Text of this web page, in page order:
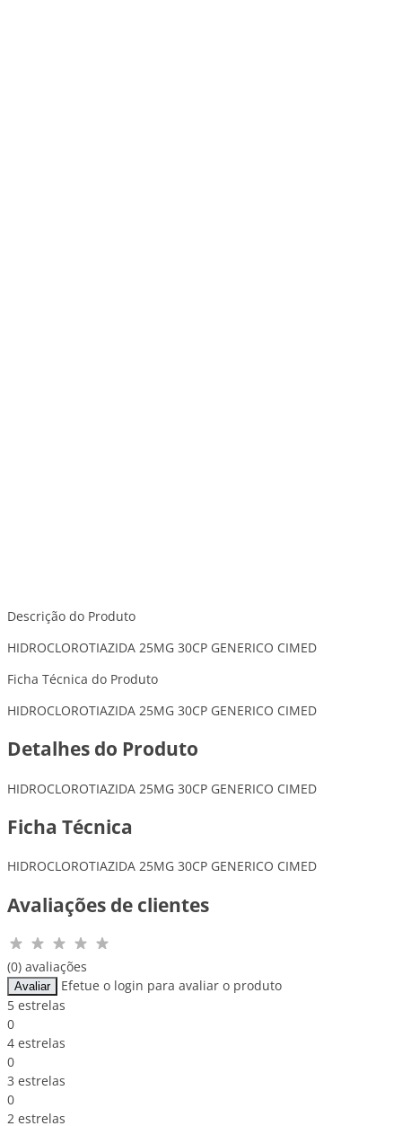
Descrição do Produto
HIDROCLOROTIAZIDA 25MG 30CP GENERICO CIMED
Ficha Técnica do Produto
HIDROCLOROTIAZIDA 25MG 30CP GENERICO CIMED
Detalhes do Produto
HIDROCLOROTIAZIDA 25MG 30CP GENERICO CIMED
Ficha Técnica
HIDROCLOROTIAZIDA 25MG 30CP GENERICO CIMED
Avaliações de clientes
(0) avaliações
Avaliar
Efetue o login para avaliar o produto
5 estrelas
0
4 estrelas
0
3 estrelas
0
2 estrelas